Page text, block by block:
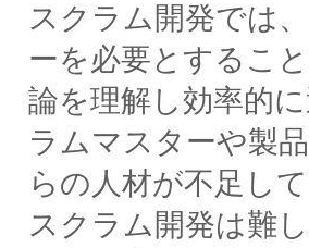
スクラム開発では
ーを必要とするこ
論を理解し効率的
ラムマスターや製
らの人材が不足し
スクラム開発は難